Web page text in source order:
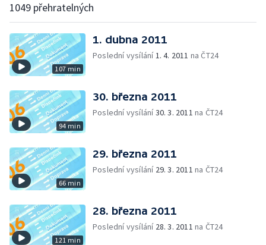
1049 přehratelných
107 min
1. dubna 2011
Poslední vysílání1. 4. 2011 na ČT24
94 min
30. března 2011
Poslední vysílání30. 3. 2011 na ČT24
66 min
29. března 2011
Poslední vysílání 29. 3. 2011 na ČT24
121 min
28. března 2011
Poslední vysílání 28. 3. 2011 na ČT24